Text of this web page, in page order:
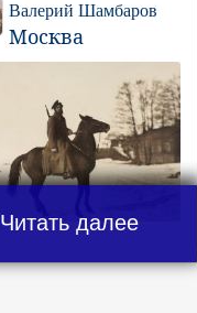
Валерий Шамбаров
Москва
Читать далее